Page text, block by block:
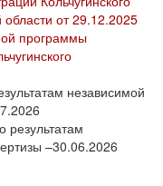
от 29.12.2025
программы
независимой
результатам
–30.06.2026